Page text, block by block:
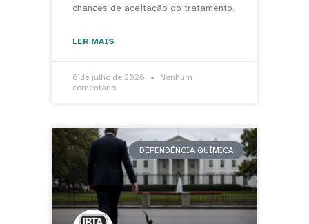
chances de aceitação do tratamento.
LER MAIS
6 de julho de 2026
Nenhum
comentário
DEPENDÊNCIA QUÍMICA